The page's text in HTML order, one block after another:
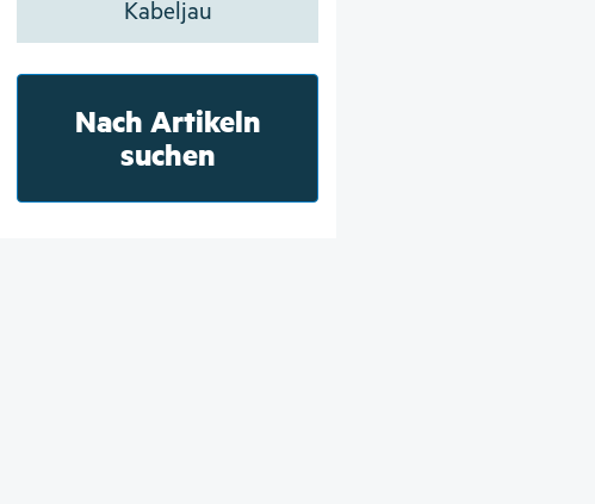
Kabeljau
Nach Artikeln
suchen